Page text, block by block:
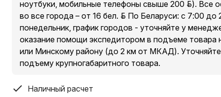
Условия доставки курьером по Минску и Минскому
исключением п. Сокол и Аэропорт-Минск ):
Доставка товаров стоимостью свыше 200 руб. –
Доставка товаров стоимостью до 200 руб. – от 10
Доставка товара производится бесплатно до
ноутбуки, мобильные телефоны свыше 200 руб.). Все
во все города – от 16 бел. руб. По Беларуси: с 7:00
понедельник, график городов - уточняйте у
оказание помощи экспедитором в подъеме товара
или Минскому району (до 2 км от МКАД).
подъему крупногабаритного товара.
Наличный расчет